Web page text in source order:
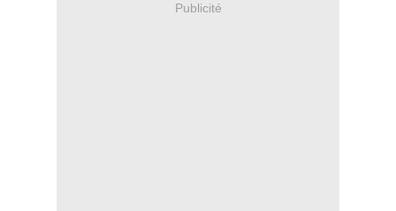
Publicité